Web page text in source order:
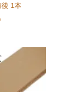
1本